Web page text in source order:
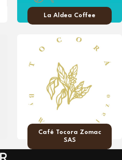
La Aldea Coffee
Café Tocora Zomac
SAS